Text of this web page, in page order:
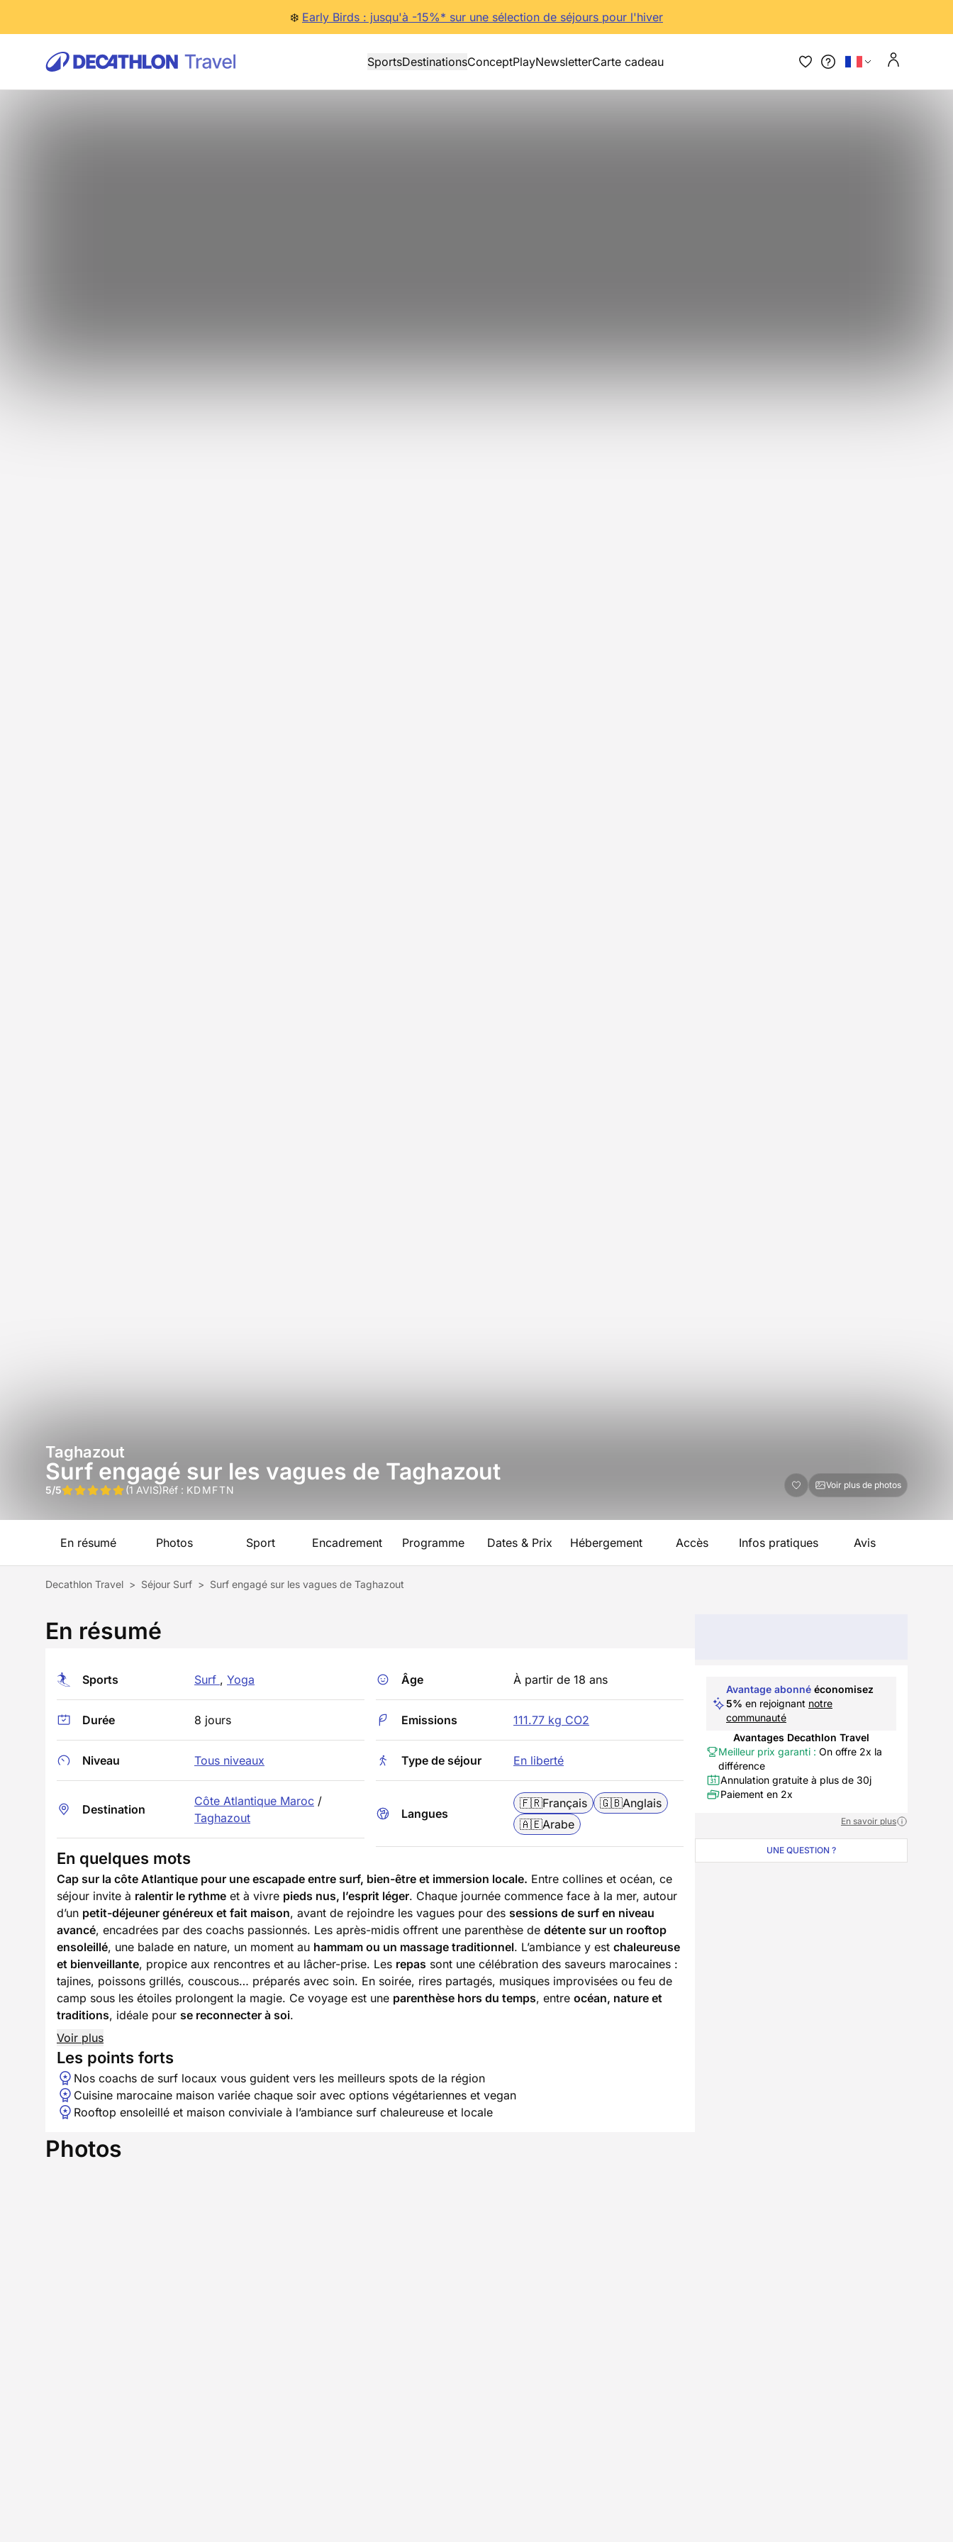
❄️ Early Birds : jusqu'à -15%* sur une sélection de séjours pour l'hiver
SportsDestinationsConceptPlayNewsletterCarte cadeau
Taghazout
Surf engagé sur les vagues de Taghazout
5/5 (1 AVIS)Réf : KDMFTN Voir plus de photos
En résumé Photos Sport Encadrement Programme Dates & Prix Hébergement Accès Infos pratiques Avis
Decathlon Travel > Séjour Surf > Surf engagé sur les vagues de Taghazout
En résumé
Sports Surf , Yoga
Durée 8 jours
Niveau Tous niveaux
Destination
Côte Atlantique Maroc /
Taghazout
Âge À partir de 18 ans
Emissions 111.77 kg CO2
Type de séjour En liberté
Langues
🇫🇷Français 🇬🇧Anglais
🇦🇪Arabe
En quelques mots
Cap sur la côte Atlantique pour une escapade entre surf, bien-être et immersion locale. Entre collines et océan, ce
séjour invite à ralentir le rythme et à vivre pieds nus, l’esprit léger. Chaque journée commence face à la mer, autour
d’un petit-déjeuner généreux et fait maison, avant de rejoindre les vagues pour des sessions de surf en niveau
avancé, encadrées par des coachs passionnés. Les après-midis offrent une parenthèse de détente sur un rooftop
ensoleillé, une balade en nature, un moment au hammam ou un massage traditionnel. L’ambiance y est chaleureuse
et bienveillante, propice aux rencontres et au lâcher-prise. Les repas sont une célébration des saveurs marocaines :
tajines, poissons grillés, couscous… préparés avec soin. En soirée, rires partagés, musiques improvisées ou feu de
camp sous les étoiles prolongent la magie. Ce voyage est une parenthèse hors du temps, entre océan, nature et
traditions, idéale pour se reconnecter à soi.
Voir plus
Les points forts
Nos coachs de surf locaux vous guident vers les meilleurs spots de la région
Cuisine marocaine maison variée chaque soir avec options végétariennes et vegan
Rooftop ensoleillé et maison conviviale à l’ambiance surf chaleureuse et locale
Photos
Avantage abonné économisez
5% en rejoignant notre
communauté
Avantages Decathlon Travel
Meilleur prix garanti : On offre 2x la
différence
Annulation gratuite à plus de 30j
Paiement en 2x
En savoir plus
UNE QUESTION ?